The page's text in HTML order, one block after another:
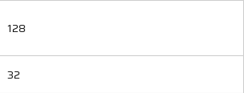
128
32